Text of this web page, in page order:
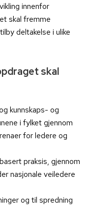
innenfor
skal fremme
deltakelse i ulike
skal
kunnskaps- og
i fylket gjennom
for ledere og
praksis, gjennom
nasjonale veiledere
og til spredning